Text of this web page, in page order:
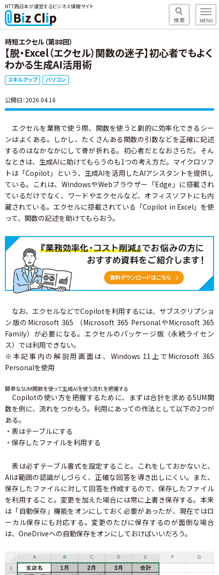
NTT西日本が運営するビジネス情報サイト
時短エクセル（第88回）
【脱・Excel（エクセル）関数の迷子】初心者でもよく
わかる生成AI活用術
スキルアップ パソコン
公開日：2026.04.16
エクセルを業務で使う際、関数を使うと劇的に効率化できるシー
ンはよくある。しかし、たくさんある関数の引数などを正確に記述
するのはなかなかにして骨が折れる。初心者だとなおさらだ。そん
なときは、生成AIに助けてもらうのも1つの考え方だ。マイクロソフ
トは「Copilot」という、生成AIを活用したAIアシスタントを提供し
ている。これは、WindowsやWebブラウザー「Edge」に搭載され
ているだけでなく、ワードやエクセルなど、オフィスソフトにも内
蔵されている。エクセルに搭載されている「Copilot in Excel」を使
って、関数の記述を助けてもらおう。
なお、エクセルなどでCopilotを利用するには、サブスクリプショ
ン版のMicrosoft 365 （Microsoft 365 PersonalやMicrosoft 365
Family）が必要になる。エクセルのパッケージ版（永続ライセン
ス）では利用できない。
※本記事内の解説用画面は、Windows 11上でMicrosoft 365
Personalを使用
簡単なSUM関数を使って生成AIを使う流れを把握する
Copilotの使い方を把握するために、まずは合計を求めるSUM関
数を例に、流れをつかもう。利用にあっての作法として以下の2つが
ある。
・表はテーブルにする
・保存したファイルを利用する
表は必ずテーブル書式を設定すること。これをしておかないと、
AIは範囲の認識がしづらく、正確な回答を導き出しにくい。また、
保存したファイルに対して回答を作成するので、保存したファイル
を利用すること。変更を加えた場合には常に上書き保存する。本来
は「自動保存」機能をオンにしておく必要があったが、現在ではロ
ーカル保存にも対応する。変更のたびに保存するのが面倒な場合
は、OneDriveへの自動保存をオンにしておけばいいだろう。